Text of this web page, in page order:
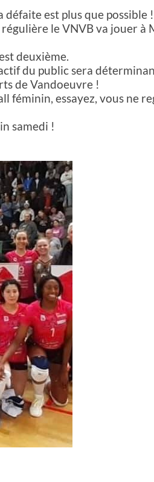
est plus que possible !
le VNVB va jouer à
deuxième.
du public sera
de Vandoeuvre !
féminin, essayez, vous ne
samedi !